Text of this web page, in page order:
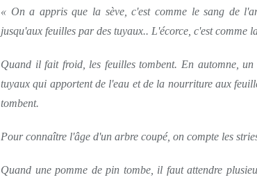
« On a appris que la sève, c'est comme le sang de
jusqu'aux feuilles par des tuyaux.. L'écorce, c'est comme
Quand il fait froid, les feuilles tombent. En automne, un
tuyaux qui apportent de l'eau et de la nourriture aux
tombent.
Pour connaître l'âge d'un arbre coupé, on compte les
Quand une pomme de pin tombe, il faut attendre